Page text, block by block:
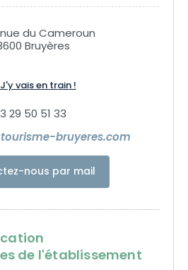
du Cameroun
Bruyères
J'y vais en train !
29 50 51 33
bruyeres.com
nous par mail
de l'établissement